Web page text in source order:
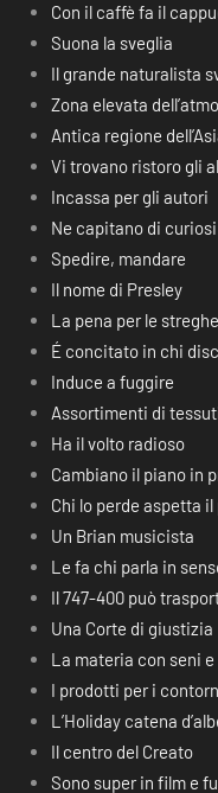
Con il caffè fa il
Suona la sveglia
Il grande naturalista
Zona elevata
Antica regione
Vi trovano ristoro gli
Incassa per gli autori
Ne capitano di curiosi
Spedire, mandare
Il nome di Presley
La pena per le streghe
É concitato in chi
Induce a fuggire
Assortimenti di
Ha il volto radioso
Cambiano il piano in
Chi lo perde aspetta
Un Brian musicista
Le fa chi parla in
Il 747-400 può
Una Corte di giustizia
La materia con seni
I prodotti per i
L’Holiday catena
Il centro del Creato
Sono super in film e